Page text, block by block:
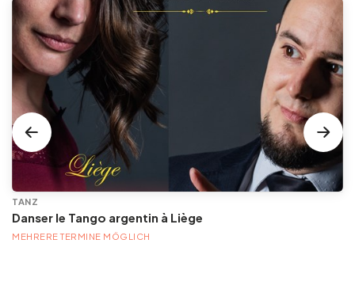
TANZ
Danser le Tango argentin à Liège
MEHRERE TERMINE MÖGLICH